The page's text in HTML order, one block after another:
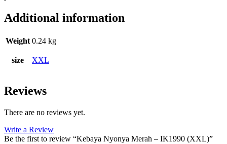
Additional information
Weight 0.24 kg
size XXL
Reviews
There are no reviews yet.
Write a Review
Be the first to review “Kebaya Nyonya Merah – IK1990 (XXL)”